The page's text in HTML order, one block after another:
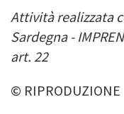
Attività realizzata
Sardegna -
art. 22
© RIPRODUZIONE